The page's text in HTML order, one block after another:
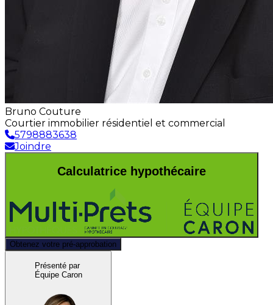
Bruno Couture
Courtier immobilier résidentiel et commercial
5798883638
Joindre
Calculatrice hypothécaire
Obtenez votre pré-approbation
Présenté par
Équipe Caron